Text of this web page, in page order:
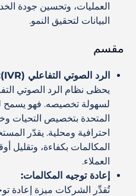
العمليات، وتحسين جودة
البيانات لتحقيق النمو.
مقسم
الرد الصوتي التفاعلي (IVR):
يحظى نظام الرد الصوتي
لسهولة تخصيصه. فهو يسمح
المتحدة بتخصيص التحيات
احترافية ومحلية. يقدّر
المكالمات بكفاءة، وتقليل
العملاء.
إعادة توجيه المكالمات:
تُقدِّر الشركات ميزة إعادة